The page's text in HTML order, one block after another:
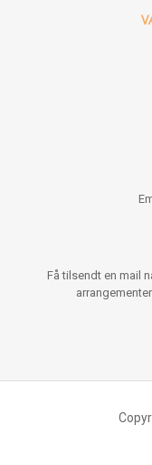
Få tilsendt en mail